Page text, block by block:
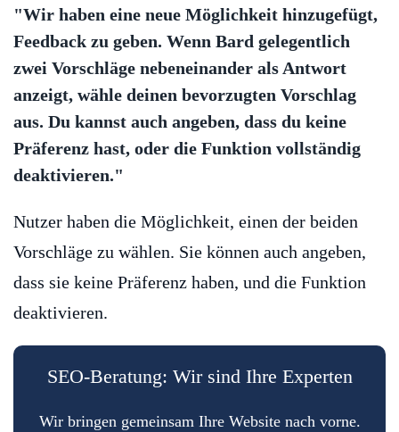
"Wir haben eine neue Möglichkeit hinzugefügt,
Feedback zu geben. Wenn Bard gelegentlich
zwei Vorschläge nebeneinander als Antwort
anzeigt, wähle deinen bevorzugten Vorschlag
aus. Du kannst auch angeben, dass du keine
Präferenz hast, oder die Funktion vollständig
deaktivieren."
Nutzer haben die Möglichkeit, einen der beiden
Vorschläge zu wählen. Sie können auch angeben,
dass sie keine Präferenz haben, und die Funktion
deaktivieren.
SEO-Beratung: Wir sind Ihre Experten
Wir bringen gemeinsam Ihre Website nach vorne.